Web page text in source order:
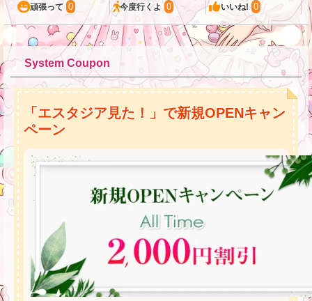
頑張って 0 今度行くよ 0 いいね! 0
System Coupon
「エスタジア見た！」で新規OPENキャン
ペーン